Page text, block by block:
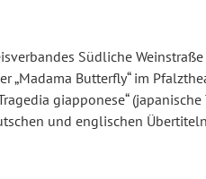
Südliche
„Madama Butterfly“ im
giapponese“
und englischen